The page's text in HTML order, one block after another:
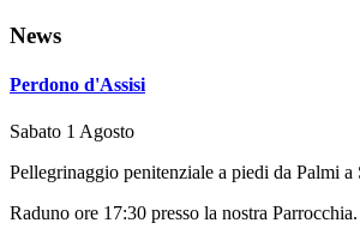
News
Perdono d'Assisi
Sabato 1 Agosto
Pellegrinaggio penitenziale a piedi da Palmi a
Raduno ore 17:30 presso la nostra Parrocchia.